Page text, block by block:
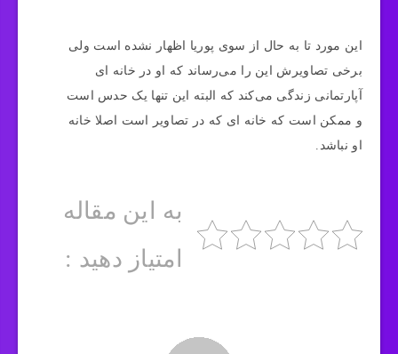
این مورد تا به حال از سوی پوریا اظهار نشده است ولی
برخی تصاویرش این را می‌رساند که او در خانه ای
آپارتمانی زندگی می‌کند که البته این تنها یک حدس است
و ممکن است که خانه ای که در تصاویر است اصلا خانه
او نباشد.
به این مقاله
امتیاز دهید :